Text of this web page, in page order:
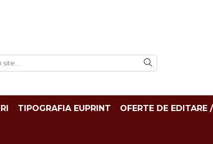
TIPOGRAFIA EUPRINT OFERTE DE EDITARE